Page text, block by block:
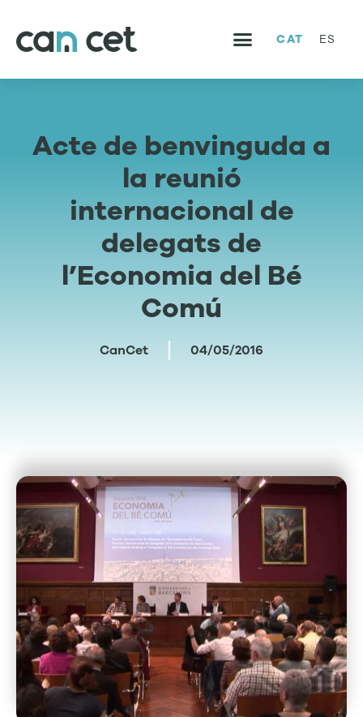
CAT ES
Acte de benvinguda a
la reunió
internacional de
delegats de
l’Economia del Bé
Comú
CanCet 04/05/2016